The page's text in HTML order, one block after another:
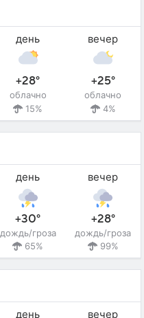
день
+28°
облачно
15%
вечер
+25°
облачно
4%
день
+30°
дождь/гроза
65%
вечер
+28°
дождь/гроза
99%
день вечер